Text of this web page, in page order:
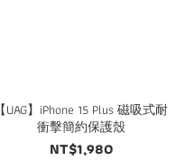
【UAG】iPhone 15 Plus 磁吸式耐
衝擊簡約保護殼
NT$1,980